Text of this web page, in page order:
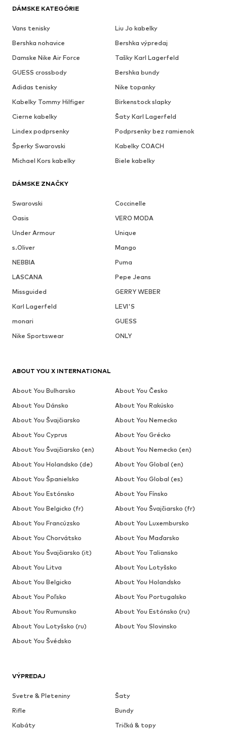
DÁMSKE KATEGÓRIE
Vans tenisky
Liu Jo kabelky
Bershka nohavice
Bershka výpredaj
Damske Nike Air Force
Tašky Karl Lagerfeld
GUESS crossbody
Bershka bundy
Adidas tenisky
Nike topanky
Kabelky Tommy Hilfiger
Birkenstock slapky
Cierne kabelky
Šaty Karl Lagerfeld
Lindex podprsenky
Podprsenky bez ramienok
Šperky Swarovski
Kabelky COACH
Michael Kors kabelky
Biele kabelky
DÁMSKE ZNAČKY
Swarovski
Coccinelle
Oasis
VERO MODA
Under Armour
Unique
s.Oliver
Mango
NEBBIA
Puma
LASCANA
Pepe Jeans
Missguided
GERRY WEBER
Karl Lagerfeld
LEVI'S
monari
GUESS
Nike Sportswear
ONLY
VÝPREDAJ
Svetre & Pleteniny
Šaty
Rifle
Bundy
Kabáty
Tričká & topy
ABOUT YOU X INTERNATIONAL
About You Bulharsko
About You Česko
About You Dánsko
About You Rakúsko
About You Švajčiarsko
About You Nemecko
About You Cyprus
About You Grécko
About You Švajčiarsko (en)
About You Nemecko (en)
About You Holandsko (de)
About You Global (en)
About You Španielsko
About You Global (es)
About You Estónsko
About You Fínsko
About You Belgicko (fr)
About You Švajčiarsko (fr)
About You Francúzsko
About You Luxembursko
About You Chorvátsko
About You Maďarsko
About You Švajčiarsko (it)
About You Taliansko
About You Litva
About You Lotyšsko
About You Belgicko
About You Holandsko
About You Poľsko
About You Portugalsko
About You Rumunsko
About You Estónsko (ru)
About You Lotyšsko (ru)
About You Slovinsko
About You Švédsko